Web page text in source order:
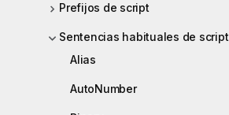
Prefijos de script
Sentencias habituales de script
Alias
AutoNumber